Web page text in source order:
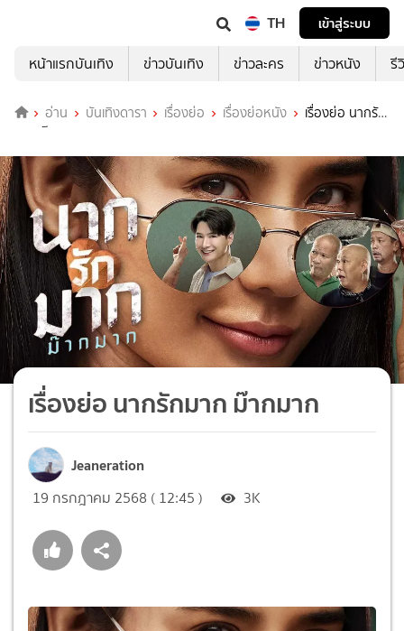
TH
เข้าสู่ระบบ
หน้าแรกบันเทิง
ข่าวบันเทิง ข่าวละคร ข่าวหนัง รี
อ่าน บันเทิงดารา เรื่องย่อ เรื่องย่อหนัง
เรื่องย่อ นากรัก
มาก ม๊ากมาก
เรื่องย่อ นากรักมาก ม๊ากมาก
Jeaneration
19 กรกฎาคม 2568 ( 12:45 ) 3K